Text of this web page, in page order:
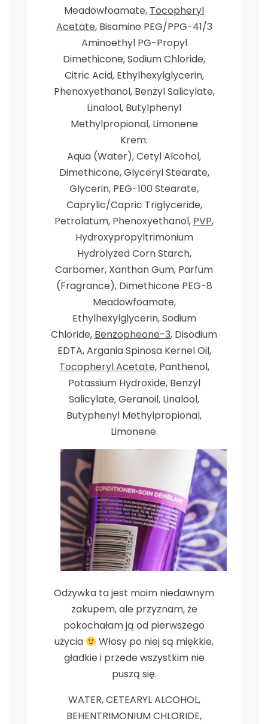
Meadowfoamate, Tocopheryl
Acetate, Bisamino PEG/PPG-41/3
Aminoethyl PG-Propyl
Dimethicone, Sodium Chloride,
Citric Acid, Ethylhexylglycerin,
Phenoxyethanol, Benzyl Salicylate,
Linalool, Butylphenyl
Methylpropional, Limonene
Krem:
Aqua (Water), Cetyl Alcohol,
Dimethicone, Glyceryl Stearate,
Glycerin, PEG-100 Stearate,
Caprylic/Capric Triglyceride,
Petrolatum, Phenoxyethanol, PVP,
Hydroxypropyltrimonium
Hydrolyzed Corn Starch,
Carbomer, Xanthan Gum, Parfum
(Fragrance), Dimethicone PEG-8
Meadowfoamate,
Ethylhexylglycerin, Sodium
Chloride, Benzopheone-3, Disodium
EDTA, Argania Spinosa Kernel Oil,
Tocopheryl Acetate, Panthenol,
Potassium Hydroxide, Benzyl
Salicylate, Geranoil, Linalool,
Butyphenyl Methylpropional,
Limonene.
Odżywka ta jest moim niedawnym
zakupem, ale przyznam, że
pokochałam ją od pierwszego
użycia
Włosy po niej są miękkie,
gładkie i przede wszystkim nie
puszą się.
WATER, CETEARYL ALCOHOL,
BEHENTRIMONIUM CHLORIDE,